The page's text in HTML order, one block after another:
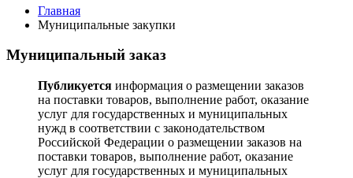
Главная
Муниципальные закупки
Муниципальный заказ
Публикуется информация о размещении заказов
на поставки товаров, выполнение работ, оказание
услуг для государственных и муниципальных
нужд в соответствии с законодательством
Российской Федерации о размещении заказов на
поставки товаров, выполнение работ, оказание
услуг для государственных и муниципальных